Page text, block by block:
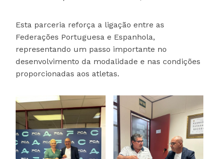
Esta parceria reforça a ligação entre as
Federações Portuguesa e Espanhola,
representando um passo importante no
desenvolvimento da modalidade e nas condições
proporcionadas aos atletas.